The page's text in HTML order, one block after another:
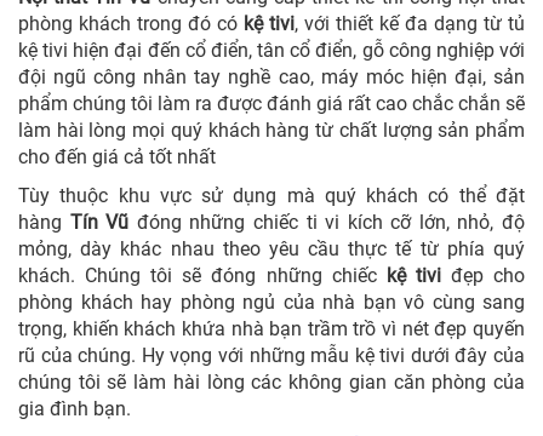
phòng khách trong đó có kệ tivi, với thiết kế đa dạng từ tủ
kệ tivi hiện đại đến cổ điển, tân cổ điển, gỗ công nghiệp với
đội ngũ công nhân tay nghề cao, máy móc hiện đại, sản
phẩm chúng tôi làm ra được đánh giá rất cao chắc chắn sẽ
làm hài lòng mọi quý khách hàng từ chất lượng sản phẩm
cho đến giá cả tốt nhất
Tùy thuộc khu vực sử dụng mà quý khách có thể đặt
hàng Tín Vũ đóng những chiếc ti vi kích cỡ lớn, nhỏ, độ
mỏng, dày khác nhau theo yêu cầu thực tế từ phía quý
khách. Chúng tôi sẽ đóng những chiếc kệ tiviđẹp cho
phòng khách hay phòng ngủ của nhà bạn vô cùng sang
trọng, khiến khách khứa nhà bạn trầm trồ vì nét đẹp quyến
rũ của chúng. Hy vọng với những mẫu kệ tivi dưới đây của
chúng tôi sẽ làm hài lòng các không gian căn phòng của
gia đình bạn.